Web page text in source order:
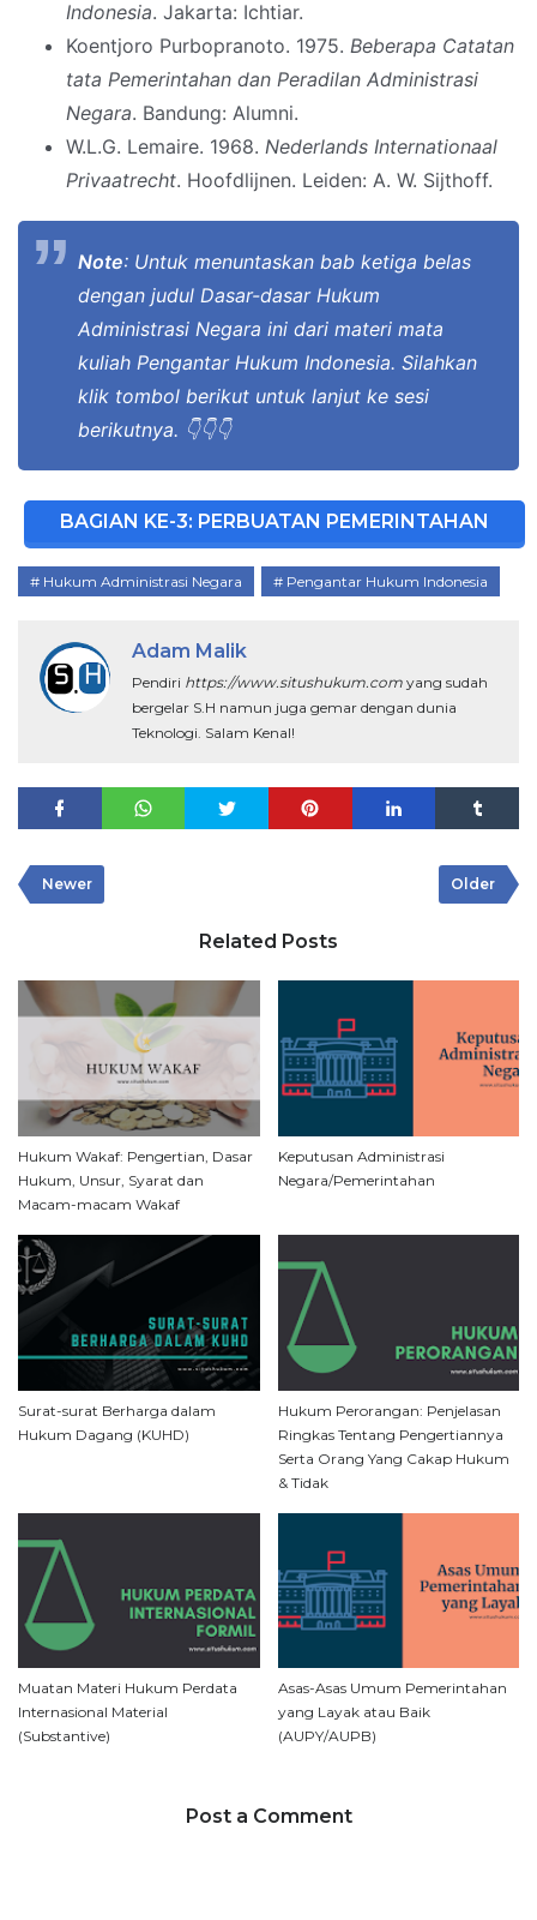
Indonesia. Jakarta: Ichtiar.
Koentjoro Purbopranoto. 1975. Beberapa Catatan
tata Pemerintahan dan Peradilan Administrasi
Negara. Bandung: Alumni.
W.L.G. Lemaire. 1968. Nederlands Internationaal
Privaatrecht. Hoofdlijnen. Leiden: A. W. Sijthoff.
Note: Untuk menuntaskan bab ketiga belas
dengan judul Dasar-dasar Hukum
Administrasi Negara ini dari materi mata
kuliah Pengantar Hukum Indonesia. Silahkan
klik tombol berikut untuk lanjut ke sesi
berikutnya. 👇👇👇
BAGIAN KE-3: PERBUATAN PEMERINTAHAN
Hukum Administrasi Negara Pengantar Hukum Indonesia
Adam Malik
Pendiri https://www.situshukum.com yang sudah
bergelar S.H namun juga gemar dengan dunia
Teknologi. Salam Kenal!
Newer Older
Related Posts
Hukum Wakaf: Pengertian, Dasar
Hukum, Unsur, Syarat dan
Macam-macam Wakaf
Keputusan Administrasi
Negara/Pemerintahan
Surat-surat Berharga dalam
Hukum Dagang (KUHD)
Hukum Perorangan: Penjelasan
Ringkas Tentang Pengertiannya
Serta Orang Yang Cakap Hukum
& Tidak
Muatan Materi Hukum Perdata
Internasional Material
(Substantive)
Asas-Asas Umum Pemerintahan
yang Layak atau Baik
(AUPY/AUPB)
Post a Comment